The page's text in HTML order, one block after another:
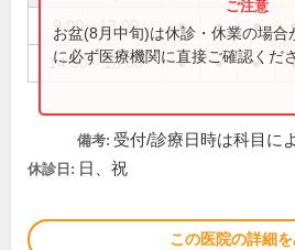
9:00～13:00 ● ● ● ●
14:30～18:00 ● ● ● ●
お盆(8月中旬)は休診・休業の場合
に必ず医療機関に直接ご確認くださ
備考: 受付/診療日時は科目に
休診日: 日、祝
この医院の詳細